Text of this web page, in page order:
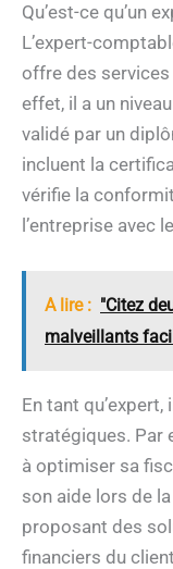
Qu’est-ce qu’un
L’expert-
offre des
effet, il a un
validé par un
incluent la
vérifie la
l’entreprise avec
A lire : "Citez
malveillants
En tant
stratégiques. Par
à optimiser sa
son aide lors de
proposant des
financiers du